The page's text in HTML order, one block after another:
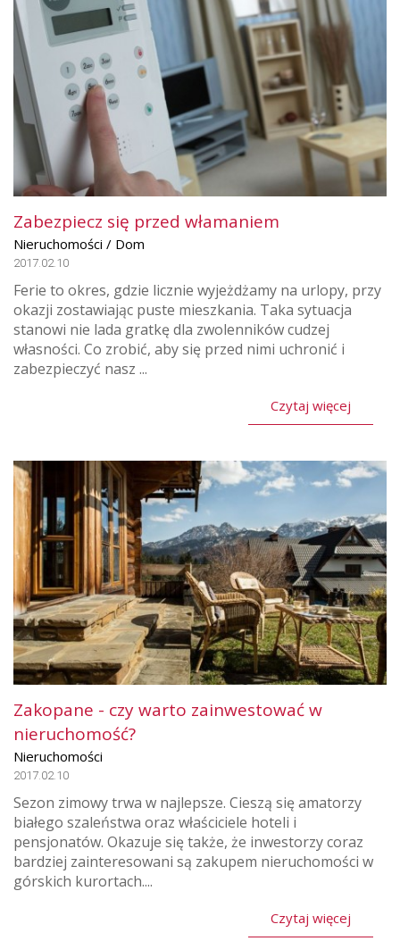
Zabezpiecz się przed włamaniem
Nieruchomości / Dom
2017.02.10
Ferie to okres, gdzie licznie wyjeżdżamy na urlopy, przy
okazji zostawiając puste mieszkania. Taka sytuacja
stanowi nie lada gratkę dla zwolenników cudzej
własności. Co zrobić, aby się przed nimi uchronić i
zabezpieczyć nasz ...
Czytaj więcej
Zakopane - czy warto zainwestować w
nieruchomość?
Nieruchomości
2017.02.10
Sezon zimowy trwa w najlepsze. Cieszą się amatorzy
białego szaleństwa oraz właściciele hoteli i
pensjonatów. Okazuje się także, że inwestorzy coraz
bardziej zainteresowani są zakupem nieruchomości w
górskich kurortach....
Czytaj więcej